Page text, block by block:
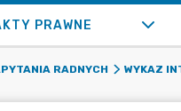
PRAWNE
RADNYCH WYKAZ